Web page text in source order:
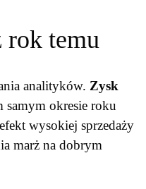
rok temu
analityków. Zysk
okresie roku
wysokiej sprzedaży
marż na dobrym